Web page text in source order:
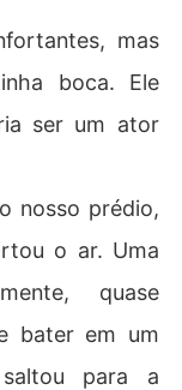
mas
boca. Ele
ser um ator
nosso prédio,
o ar. Uma
quase
bater em um
para a